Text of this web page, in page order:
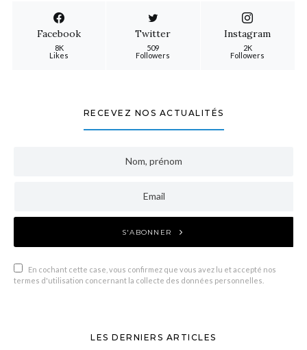
Facebook
8K
Likes
Twitter
509
Followers
Instagram
2K
Followers
RECEVEZ NOS ACTUALITÉS
S'ABONNER
En cochant cette case, vous confirmez que vous avez lu et accepté nos
termes d'utilisation concernant la collecte des données personnelles.
LES DERNIERS ARTICLES